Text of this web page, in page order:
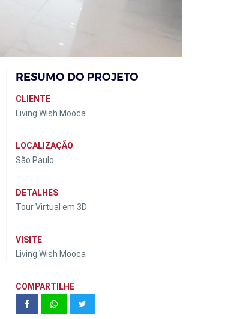
RESUMO DO PROJETO
CLIENTE
Living Wish Mooca
LOCALIZAÇÃO
São Paulo
DETALHES
Tour Virtual em 3D
VISITE
Living Wish Mooca
COMPARTILHE
Vivaz | Parque Freguesia do Ó